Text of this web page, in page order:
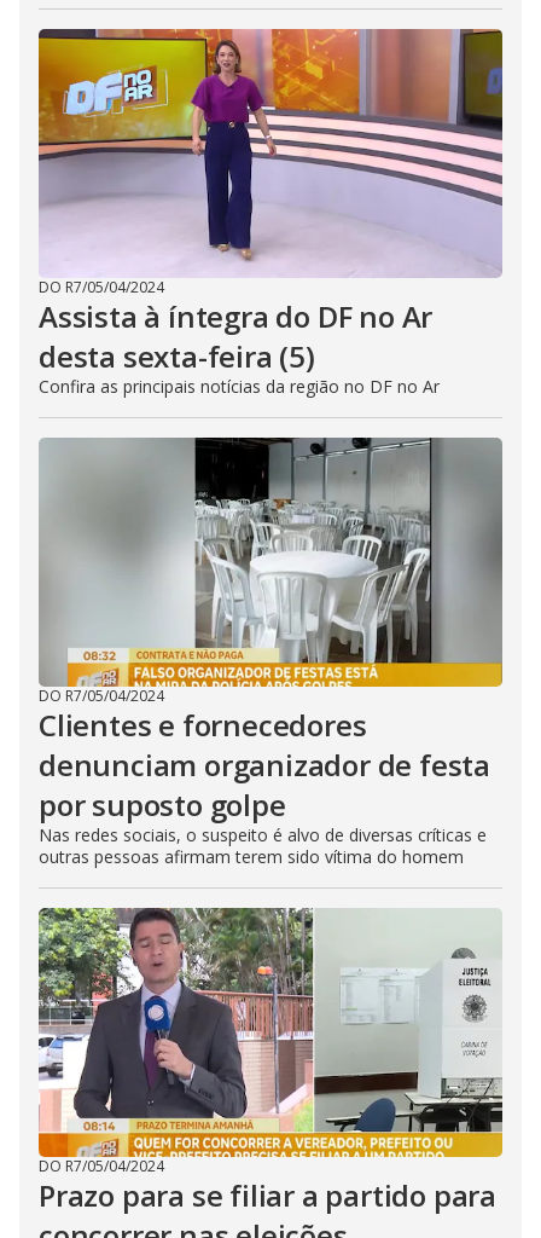
DO R7/05/04/2024
Assista à íntegra do DF no Ar
desta sexta-feira (5)
Confira as principais notícias da região no DF no Ar
DO R7/05/04/2024
Clientes e fornecedores
denunciam organizador de festa
por suposto golpe
Nas redes sociais, o suspeito é alvo de diversas críticas e
outras pessoas afirmam terem sido vítima do homem
DO R7/05/04/2024
Prazo para se filiar a partido para